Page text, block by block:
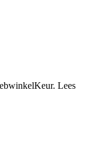
. Lees